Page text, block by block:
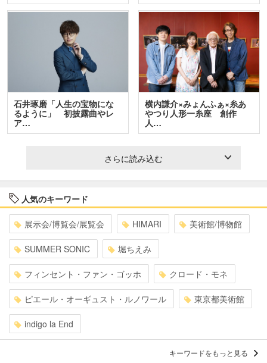
石井琢磨「人生の宝物にな
るように」 初披露曲やレ
ア…
横内謙介×みょんふぁ×糸あ
やつり人形一糸座 創作
人…
さらに読み込む
人気のキーワード
展示会/博覧会/展覧会 HIMARI 美術館/博物館
SUMMER SONIC 堀ちえみ
フィンセント・ファン・ゴッホ クロード・モネ
ピエール・オーギュスト・ルノワール 東京都美術館
indigo la End
キーワードをもっと見る